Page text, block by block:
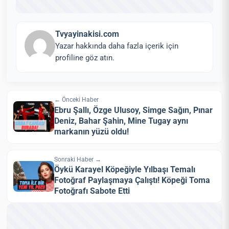
Tvyayinakisi.com
Yazar hakkında daha fazla içerik için
profiline göz atın.
← Önceki Haber
Ebru Şallı, Özge Ulusoy, Simge Sağın, Pınar
Deniz, Bahar Şahin, Mine Tugay aynı
markanın yüzü oldu!
Sonraki Haber →
Öykü Karayel Köpeğiyle Yılbaşı Temalı
Fotoğraf Paylaşmaya Çalıştı! Köpeği Toma
Fotoğrafı Sabote Etti